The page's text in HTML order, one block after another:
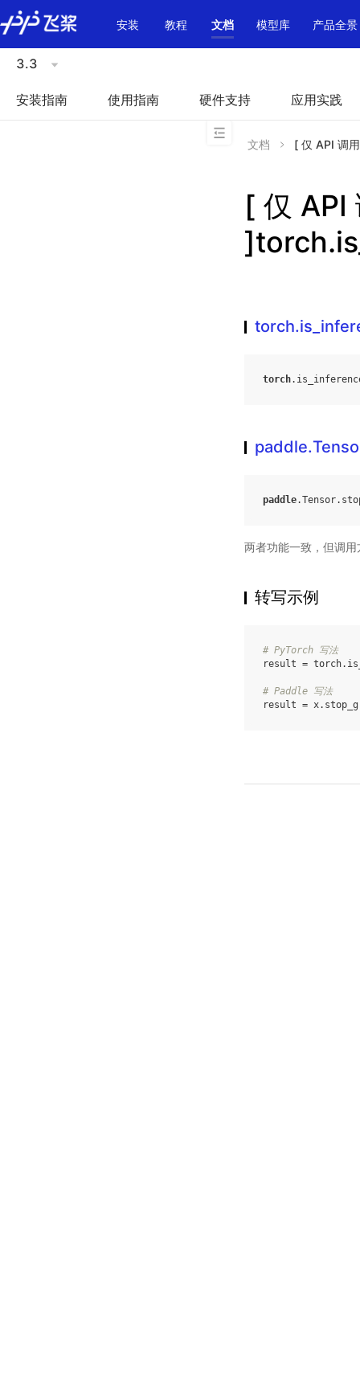
\u200E
安装
教程 文档 模型库 产品全景
3.3
安装指南 使用指南 硬件支持 应用实践
文档 [ 仅 API 调
[ 仅 API
torch.
paddle.Tensor.
两者功能一致，但调
转写示例
# PyTorch 写法
result = torch.
# Paddle 写法
result = x.